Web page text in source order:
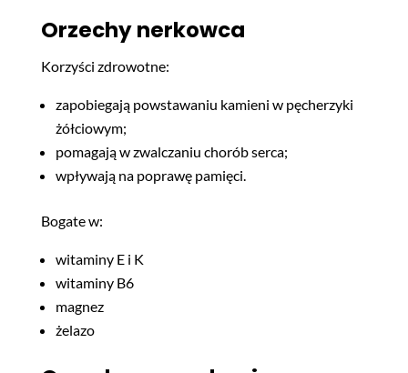
Orzechy nerkowca
Korzyści zdrowotne:
zapobiegają powstawaniu kamieni w pęcherzyki
żółciowym;
pomagają w zwalczaniu chorób serca;
wpływają na poprawę pamięci.
Bogate w:
witaminy E i K
witaminy B6
magnez
żelazo